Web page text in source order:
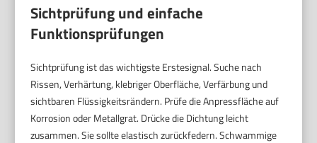
Sichtprüfung und einfache
Funktionsprüfungen
Sichtprüfung ist das wichtigste Erstesignal. Suche nach
Rissen, Verhärtung, klebriger Oberfläche, Verfärbung und
sichtbaren Flüssigkeitsrändern. Prüfe die Anpressfläche auf
Korrosion oder Metallgrat. Drücke die Dichtung leicht
zusammen. Sie sollte elastisch zurückfedern. Schwammige